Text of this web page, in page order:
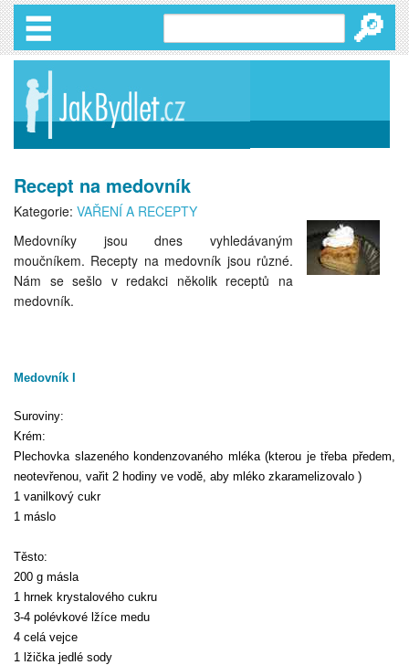
🔎
Recept na medovník
Kategorie: VAŘENÍ A RECEPTY
Medovníky jsou dnes vyhledávaným
moučníkem. Recepty na medovník jsou různé.
Nám se sešlo v redakci několik receptů na
medovník.
Medovník I
Suroviny:
Krém:
Plechovka slazeného kondenzovaného mléka (kterou je třeba předem,
neotevřenou, vařit 2 hodiny ve vodě, aby mléko zkaramelizovalo )
1 vanilkový cukr
1 máslo
Těsto:
200 g másla
1 hrnek krystalového cukru
3-4 polévkové lžíce medu
4 celá vejce
1 lžička jedlé sody